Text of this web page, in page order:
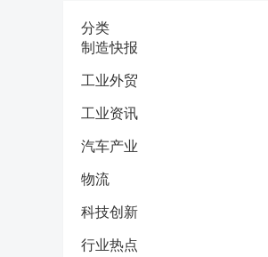
分类
制造快报
工业外贸
工业资讯
汽车产业
物流
科技创新
行业热点